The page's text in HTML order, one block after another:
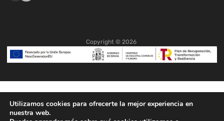
Copyright © 2026
Utilizamos cookies para ofrecerte la mejor experiencia en
nuestra web.